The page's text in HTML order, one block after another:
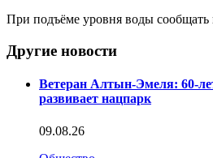
При подъёме уровня воды сообщать
Другие новости
Ветеран Алтын-Эмеля: 60-
развивает нацпарк
09.08.26